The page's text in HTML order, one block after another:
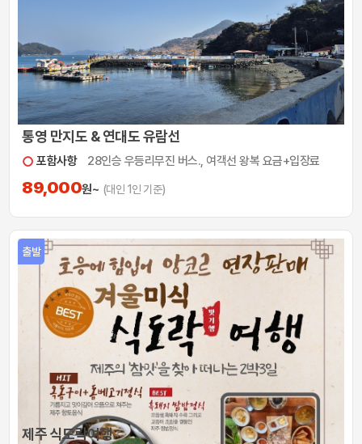
통영 만지도 & 연대도 유람선
포함사항 28인승 우등리무진 버스., 여객선 왕복 요금+입장료
89,000원~ (대인 1인 기준)
출발
제주 식도락여행